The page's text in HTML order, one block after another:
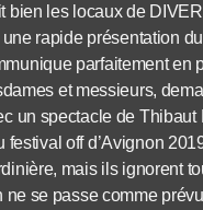
bien les locaux de
rapide présentation
parfaitement en
et messieurs,
un spectacle de Thibaut
off d’Avignon
mais ils ignorent
ne se passe comme